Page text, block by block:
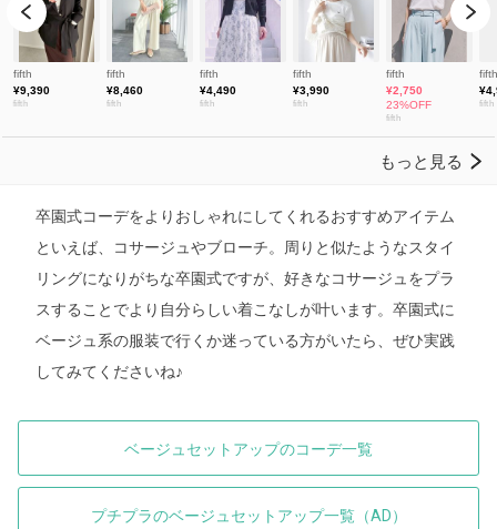
卒園式コーデをよりおしゃれにしてくれるおすすめアイテム
といえば、コサージュやブローチ。周りと似たようなスタイ
リングになりがちな卒園式ですが、好きなコサージュをプラ
スすることでより自分らしい着こなしが叶います。卒園式に
ベージュ系の服装で行くか迷っている方がいたら、ぜひ実践
してみてくださいね♪
ベージュセットアップのコーデ一覧
プチプラのベージュセットアップ一覧（AD）